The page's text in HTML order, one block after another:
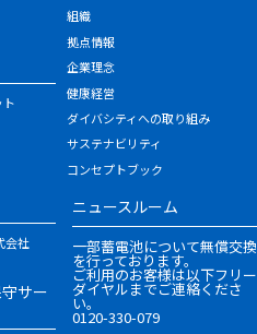
会社
サー
組織
拠点情報
企業理念
健康経営
ダイバシティへの取り組み
サステナビリティ
コンセプトブック
ニュースルーム
一部蓄電池について無償交換
を行っております。
ご利用のお客様は以下フリー
ダイヤルまでご連絡くださ
い。
0120-330-079